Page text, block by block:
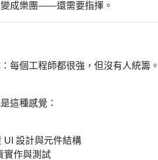
成樂團——還需要指揮。
每個工程師都很強，但沒有人統籌
這種感覺：
設計與元件結構
作與測試